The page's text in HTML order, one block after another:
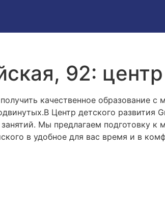
92:
качественное образование
Центр детского развития
Мы предлагаем подготовку
в удобное для вас время и в